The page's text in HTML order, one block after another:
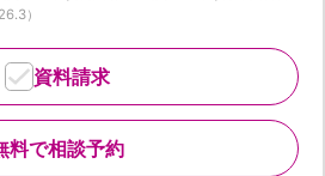
）
料で相談予約
資料請求